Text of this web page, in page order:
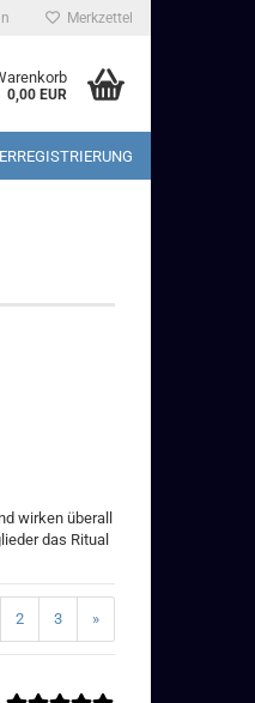
Merkzettel
0,00 EUR
wirken überall
das Ritual
2 3 »